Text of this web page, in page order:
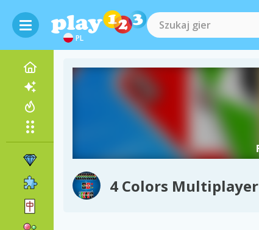
PL
4 Colors Multiplayer